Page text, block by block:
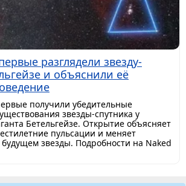
разглядели звезду-
и объяснили её
получили убедительные
звезды-спутника у
Бетельгейзе. Открытие объясняет
пульсации и меняет
звезды. Подробности на Naked